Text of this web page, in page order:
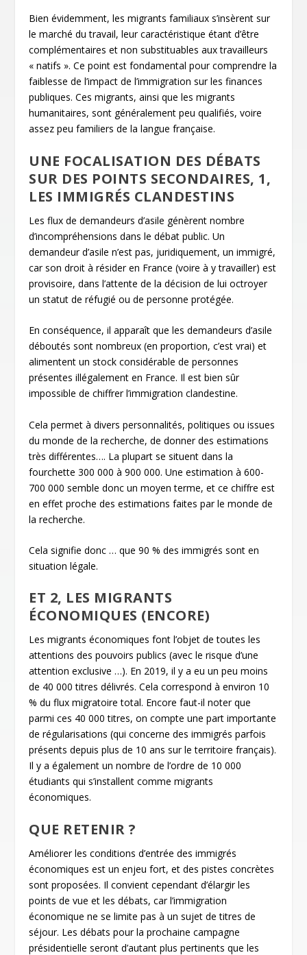
Bien évidemment, les migrants familiaux s’insèrent sur
le marché du travail, leur caractéristique étant d’être
complémentaires et non substituables aux travailleurs
« natifs ». Ce point est fondamental pour comprendre la
faiblesse de l’impact de l’immigration sur les finances
publiques. Ces migrants, ainsi que les migrants
humanitaires, sont généralement peu qualifiés, voire
assez peu familiers de la langue française.
UNE FOCALISATION DES DÉBATS
SUR DES POINTS SECONDAIRES, 1,
LES IMMIGRÉS CLANDESTINS
Les flux de demandeurs d’asile génèrent nombre
d’incompréhensions dans le débat public. Un
demandeur d’asile n’est pas, juridiquement, un immigré,
car son droit à résider en France (voire à y travailler) est
provisoire, dans l’attente de la décision de lui octroyer
un statut de réfugié ou de personne protégée.
En conséquence, il apparaît que les demandeurs d’asile
déboutés sont nombreux (en proportion, c’est vrai) et
alimentent un stock considérable de personnes
présentes illégalement en France. Il est bien sûr
impossible de chiffrer l’immigration clandestine.
Cela permet à divers personnalités, politiques ou issues
du monde de la recherche, de donner des estimations
très différentes…. La plupart se situent dans la
fourchette 300 000 à 900 000. Une estimation à 600-
700 000 semble donc un moyen terme, et ce chiffre est
en effet proche des estimations faites par le monde de
la recherche.
Cela signifie donc … que 90 % des immigrés sont en
situation légale.
ET 2, LES MIGRANTS
ÉCONOMIQUES (ENCORE)
Les migrants économiques font l’objet de toutes les
attentions des pouvoirs publics (avec le risque d’une
attention exclusive …). En 2019, il y a eu un peu moins
de 40 000 titres délivrés. Cela correspond à environ 10
% du flux migratoire total. Encore faut-il noter que
parmi ces 40 000 titres, on compte une part importante
de régularisations (qui concerne des immigrés parfois
présents depuis plus de 10 ans sur le territoire français).
Il y a également un nombre de l’ordre de 10 000
étudiants qui s’installent comme migrants
économiques.
QUE RETENIR ?
Améliorer les conditions d’entrée des immigrés
économiques est un enjeu fort, et des pistes concrètes
sont proposées. Il convient cependant d’élargir les
points de vue et les débats, car l’immigration
économique ne se limite pas à un sujet de titres de
séjour. Les débats pour la prochaine campagne
présidentielle seront d’autant plus pertinents que les